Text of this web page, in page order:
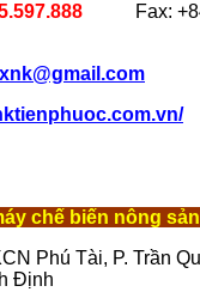
Fax: +84
chế biến nông
Phú Tài, P. Trần
Định